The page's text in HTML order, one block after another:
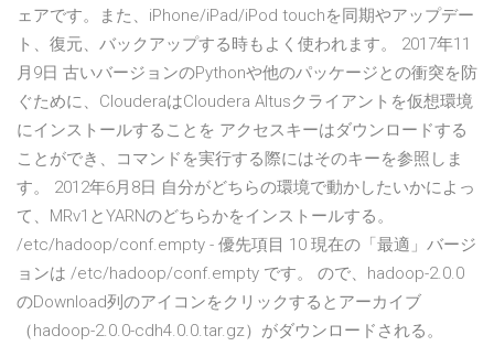
ェアです。また、iPhone/iPad/iPod touchを同期やアップデー
ト、復元、バックアップする時もよく使われます。 2017年11
月9日 古いバージョンのPythonや他のパッケージとの衝突を防
ぐために、ClouderaはCloudera Altusクライアントを仮想環境
にインストールすることを アクセスキーはダウンロードする
ことができ、コマンドを実行する際にはそのキーを参照しま
す。 2012年6月8日 自分がどちらの環境で動かしたいかによっ
て、MRv1とYARNのどちらかをインストールする。
/etc/hadoop/conf.empty - 優先項目 10 現在の「最適」バージ
ョンは /etc/hadoop/conf.empty です。 ので、hadoop-2.0.0
のDownload列のアイコンをクリックするとアーカイブ
（hadoop-2.0.0-cdh4.0.0.tar.gz）がダウンロードされる。